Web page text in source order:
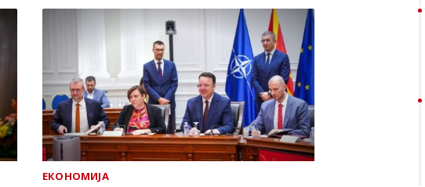
ЕКОНОМИЈА